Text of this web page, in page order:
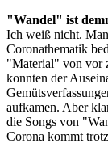
"Wandel" ist
Ich weiß nicht.
Coronathematik
"Material" von vor
konnten der
aufkamen. Aber
die Songs von
Corona kommt